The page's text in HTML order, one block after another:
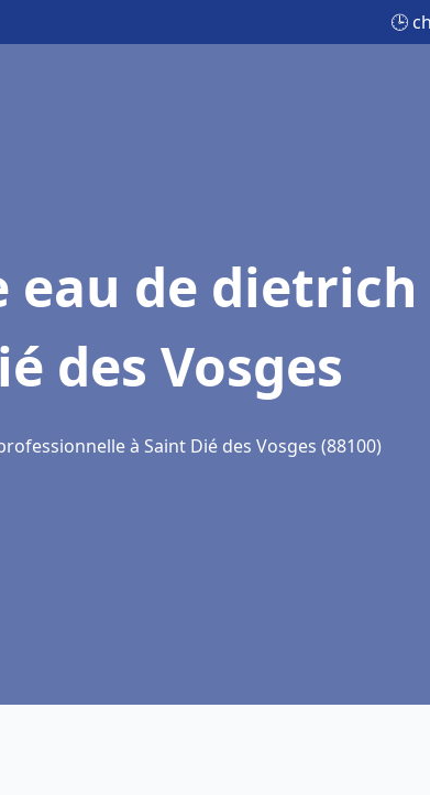
🕒
eau de dietrich
des Vosges
à Saint Dié des Vosges (88100)